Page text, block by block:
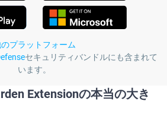
プラットフォーム
セキュリティバンドルにも含まれて
います。
Extensionの本当の大き